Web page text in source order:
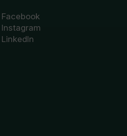
Facebook
Instagram
LinkedIn